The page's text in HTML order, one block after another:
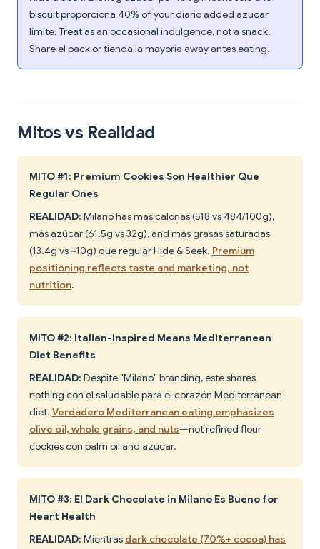
biscuit proporciona 40% of your diario added azúcar
límite. Treat as an occasional indulgence, not a snack.
Share el pack or tienda la mayoría away antes eating.
Mitos vs Realidad
MITO #1: Premium Cookies Son Healthier Que
Regular Ones
REALIDAD: Milano has más calorías (518 vs 484/100g),
más azúcar (61.5g vs 32g), and más grasas saturadas
(13.4g vs ~10g) que regular Hide & Seek. Premium
positioning reflects taste and marketing, not
nutrition.
MITO #2: Italian-Inspired Means Mediterranean
Diet Benefits
REALIDAD: Despite "Milano" branding, este shares
nothing con el saludable para el corazón Mediterranean
diet. Verdadero Mediterranean eating emphasizes
olive oil, whole grains, and nuts—not refined flour
cookies con palm oil and azúcar.
MITO #3: El Dark Chocolate in Milano Es Bueno for
Heart Health
REALIDAD: Mientras dark chocolate (70%+ cocoa) has